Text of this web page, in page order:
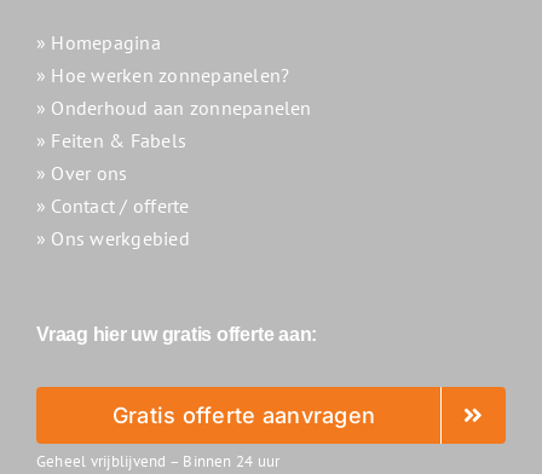
» Homepagina
» Hoe werken zonnepanelen?
» Onderhoud aan zonnepanelen
» Feiten & Fabels
» Over ons
» Contact / offerte
» Ons werkgebied
Vraag hier uw gratis offerte aan:
Gratis offerte aanvragen
Geheel vrijblijvend – Binnen 24 uur